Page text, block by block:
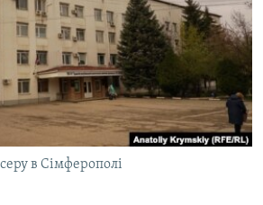
КРИМУ
в Сімферополі